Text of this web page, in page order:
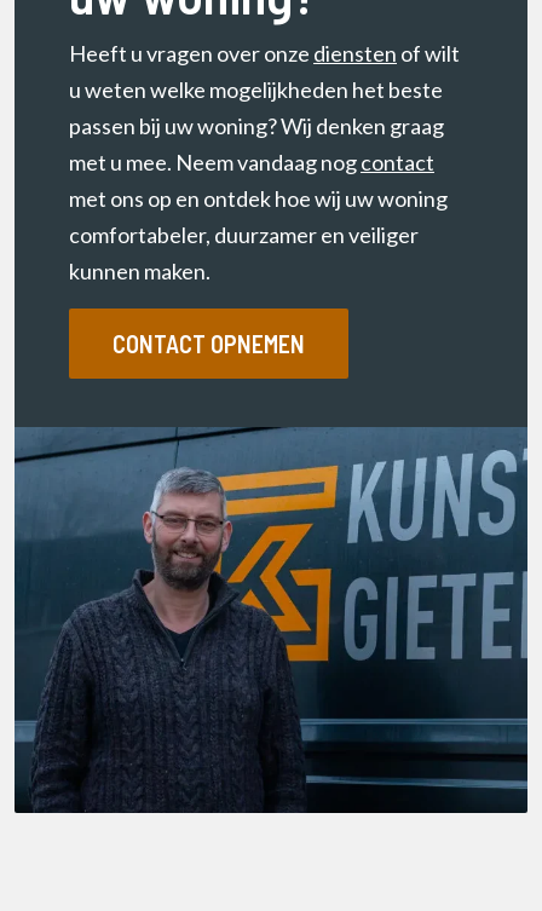
Heeft u vragen over onze diensten of wilt
u weten welke mogelijkheden het beste
passen bij uw woning? Wij denken graag
met u mee. Neem vandaag nogcontact
met ons op en ontdek hoe wij uw woning
comfortabeler, duurzamer en veiliger
kunnen maken.
CONTACT OPNEMEN